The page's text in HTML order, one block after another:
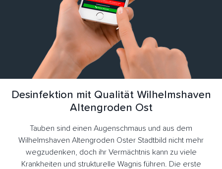
Desinfektion mit Qualität Wilhelmshaven
Altengroden Ost
Tauben sind einen Augenschmaus und aus dem
Wilhelmshaven Altengroden Oster Stadtbild nicht mehr
wegzudenken, doch ihr Vermächtnis kann zu viele
Krankheiten und strukturelle Wagnis führen. Die erste